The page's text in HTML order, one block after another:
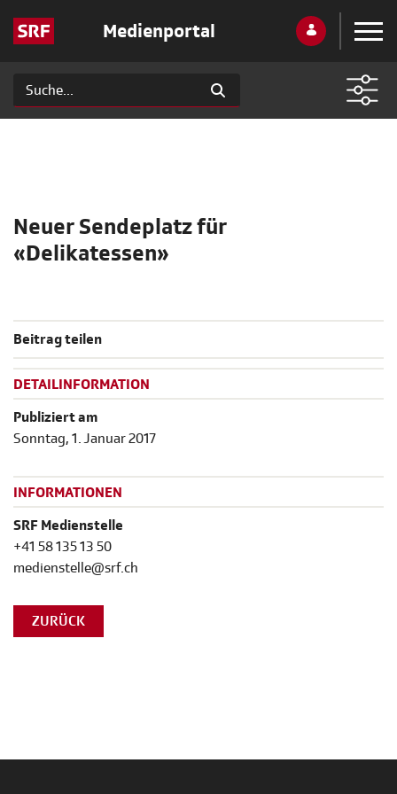
Medienportal
Neuer Sendeplatz für
«Delikatessen»
Beitrag teilen
DETAILINFORMATION
Publiziert am
Sonntag, 1. Januar 2017
INFORMATIONEN
SRF Medienstelle
+41 58 135 13 50
medienstelle@srf.ch
ZURÜCK